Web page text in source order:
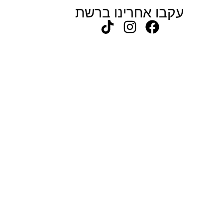
עקבו אחרינו ברשת